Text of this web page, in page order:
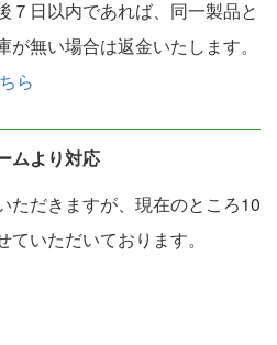
７日以内であれば、同一製品と
無い場合は返金いたします。
ら
ムより対応
ただきますが、現在のところ10
いただいております。